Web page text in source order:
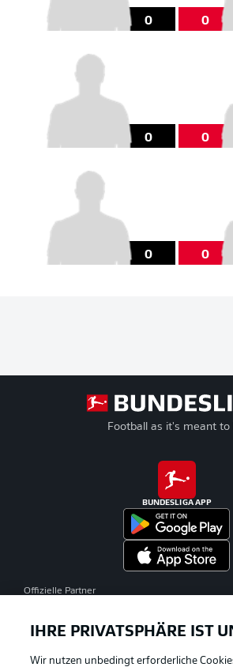
0 0
0 0
0 0
Football as it's meant to
BUNDESLIGA APP
Offizielle Partner
IHRE PRIVATSPHÄRE IST
Wir nutzen unbedingt erforderliche